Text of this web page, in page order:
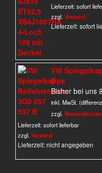
Lieferzeit:sofort
zzgl.Versand
Lieferzeit: sofort
VW
B
Bisher bei uns
inkl. MwSt.
zzgl.
Lieferzeit:sofort lieferbar
zzgl.Versand
Lieferzeit: nicht angegeben